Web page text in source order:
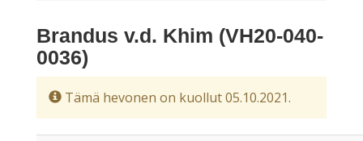
Brandus v.d. Khim (VH20-040-
0036)
Tämä hevonen on kuollut 05.10.2021.